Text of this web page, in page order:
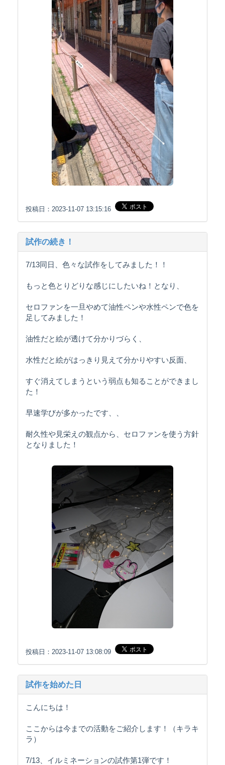
投稿日：2023-11-07 13:15:16
試作の続き！
7/13同日、色々な試作をしてみました！！
もっと色とりどりな感じにしたいね！となり、
セロファンを一旦やめて油性ペンや水性ペンで色を
足してみました！
油性だと絵が透けて分かりづらく、
水性だと絵がはっきり見えて分かりやすい反面、
すぐ消えてしまうという弱点も知ることができまし
た！
早速学びが多かったです、、
耐久性や見栄えの観点から、セロファンを使う方針
となりました！
投稿日：2023-11-07 13:08:09
試作を始めた日
こんにちは！
ここからは今までの活動をご紹介します！（キラキ
ラ）
7/13、イルミネーションの試作第1弾です！